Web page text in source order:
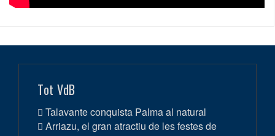
Tot VdB
Talavante conquista Palma al natural
Arriazu, el gran atractiu de les festes de